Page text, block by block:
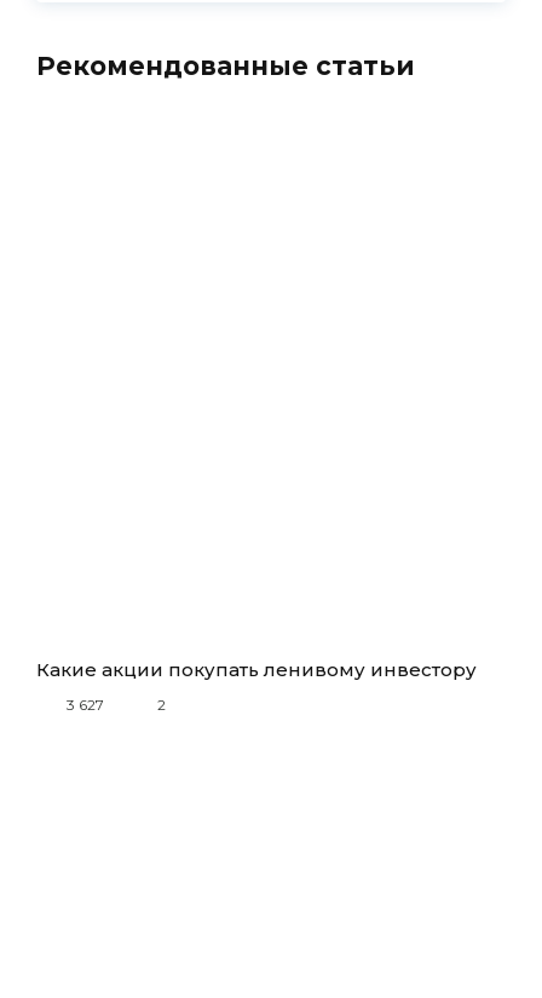
Рекомендованные статьи
Какие акции покупать ленивому инвестору
3 627 2